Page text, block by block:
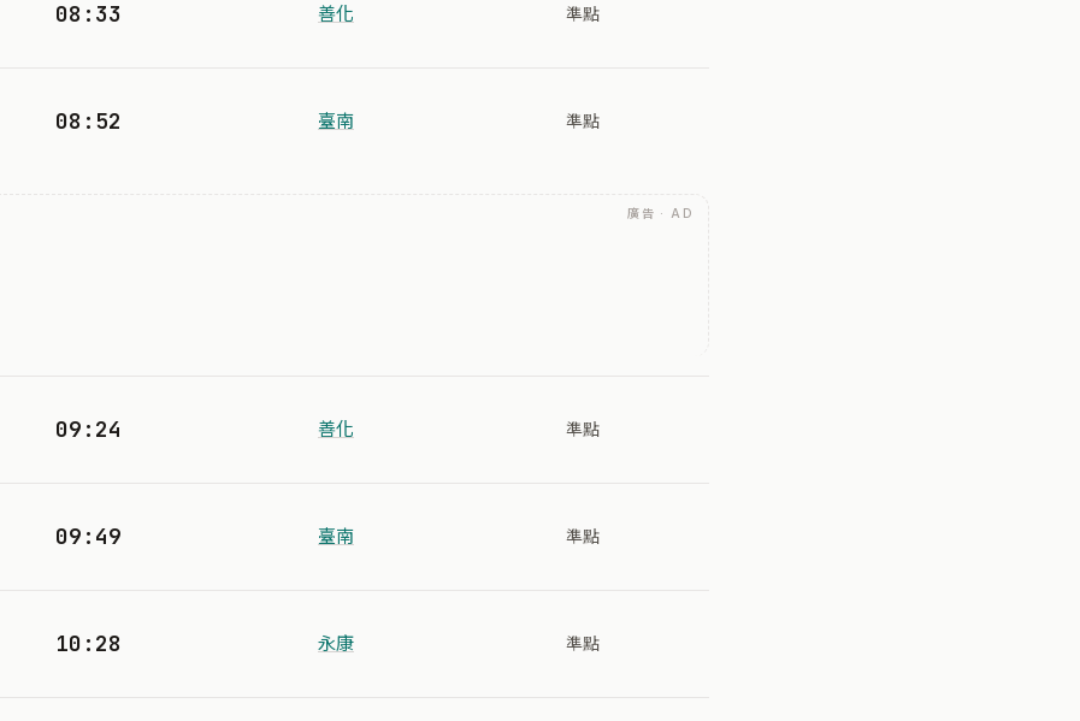
08:33 善化 準點
08:52 臺南 準點
廣告 · AD
09:24 善化 準點
09:49 臺南 準點
10:28 永康 準點